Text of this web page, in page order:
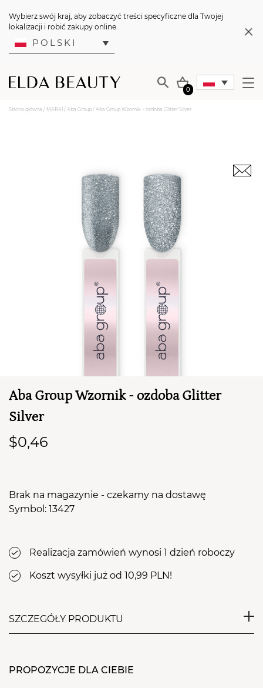
Wybierz swój kraj, aby zobaczyć treści specyficzne dla Twojej
lokalizacji i robić zakupy online.
POLSKI
0
Strona główna / MARKI / Aba Group / Aba Group Wzornik – ozdoba Glitter Silver
Aba Group Wzornik - ozdoba Glitter
Silver
$0,46
Brak na magazynie - czekamy na dostawę
Symbol: 13427
Realizacja zamówień wynosi 1 dzień roboczy
Koszt wysyłki już od 10,99 PLN!
SZCZEGÓŁY PRODUKTU
różnorodnych odsłon jednego produktu! Stylowa,
PROPOZYCJE DLA CIEBIE